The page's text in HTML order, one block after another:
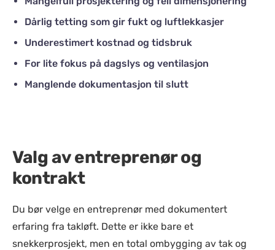
Dårlig tetting som gir fukt og luftlekkasjer
Underestimert kostnad og tidsbruk
For lite fokus på dagslys og ventilasjon
Manglende dokumentasjon til slutt
Valg av entreprenør og
kontrakt
Du bør velge en entreprenør med dokumentert
erfaring fra takløft. Dette er ikke bare et
snekkerprosjekt, men en total ombygging av tak og